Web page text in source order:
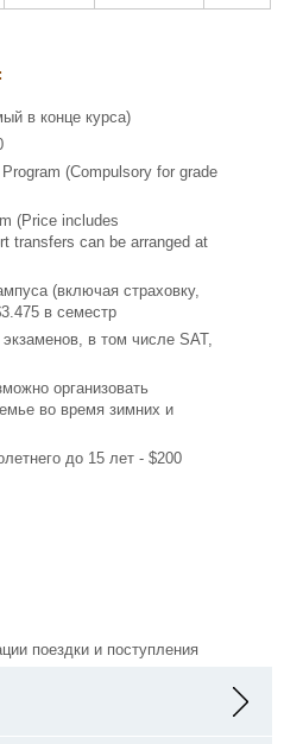
в конце курса)
(Compulsory for grade
(Price includes
transfers can be arranged at
(включая страховку,
в семестр
в том числе SAT,
организовать
во время зимних и
до 15 лет - $200
поездки и поступления